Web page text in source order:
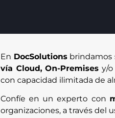
En DocSolutions brindamos
vía Cloud, On-Premises y/
con capacidad ilimitada de
Confíe en un experto con
organizaciones, a través del